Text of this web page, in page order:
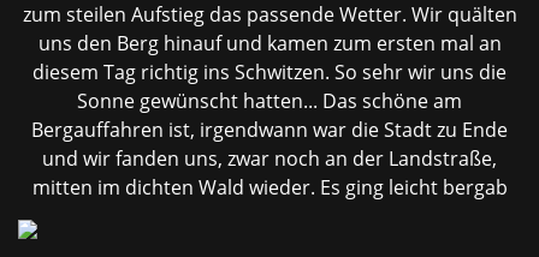
zum steilen Aufstieg das passende Wetter. Wir quälten
uns den Berg hinauf und kamen zum ersten mal an
diesem Tag richtig ins Schwitzen. So sehr wir uns die
Sonne gewünscht hatten... Das schöne am
Bergauffahren ist, irgendwann war die Stadt zu Ende
und wir fanden uns, zwar noch an der Landstraße,
mitten im dichten Wald wieder. Es ging leicht bergab